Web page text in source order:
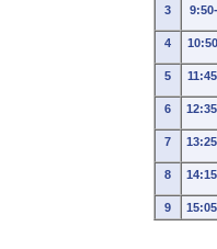
3
4
5
6
7
8
9